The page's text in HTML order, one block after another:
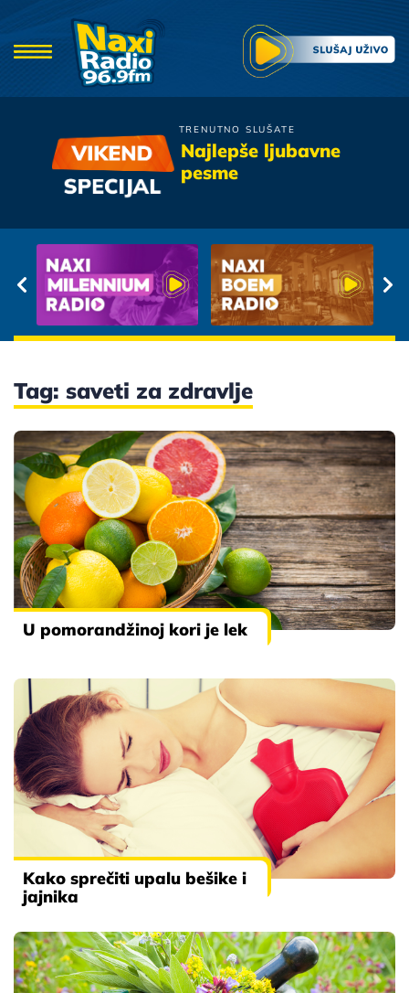
TRENUTNO SLUŠATE
Najlepše ljubavne
pesme
Danijela
Da Je Sladje Zaspati
Tag: saveti za zdravlje
U pomorandžinoj kori je lek
Kako sprečiti upalu bešike i
jajnika